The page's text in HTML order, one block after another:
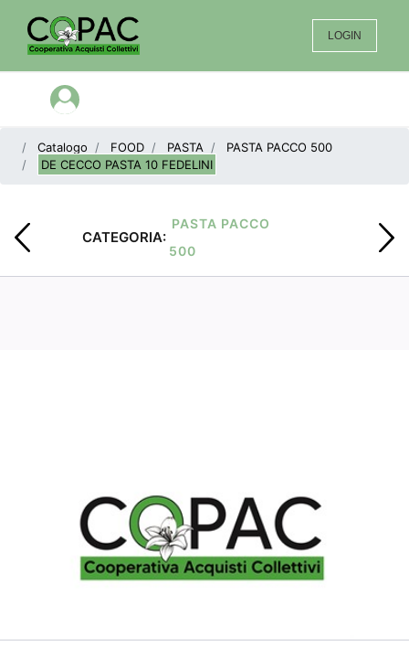
LOGIN
Open menu
Catalogo FOOD PASTA
PASTA PACCO 500
DE CECCO PASTA 10 FEDELINI
CATEGORIA:
PASTA PACCO
500